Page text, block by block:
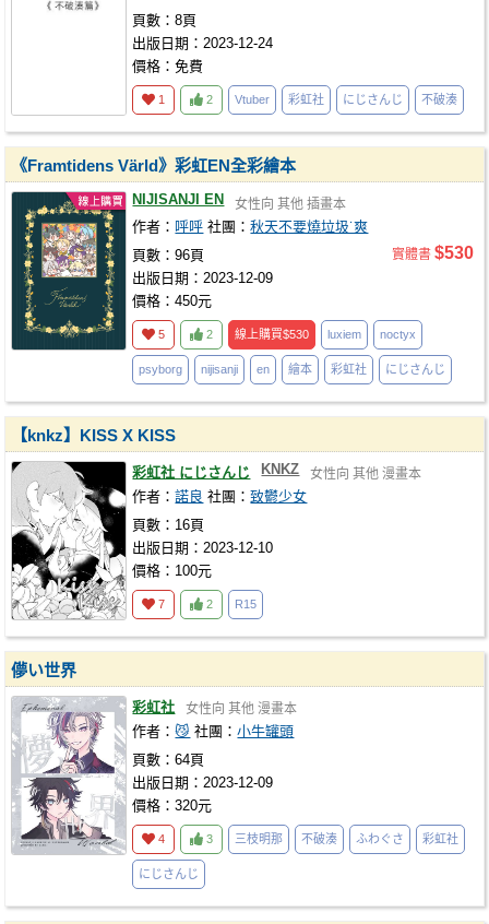
頁數：8頁
出版日期：2023-12-24
價格：免費
1 2 Vtuber 彩虹社 にじさんじ 不破湊
《Framtidens Värld》彩虹EN全彩繪本
NIJISANJI EN 女性向 其他 插畫本
作者： 呼呼 社團：秋天不要燒垃圾˙爽
頁數：96頁
出版日期：2023-12-09
價格：450元
實體書 $530
5 2 線上購買$530 luxiem noctyx
psyborg nijisanji en 繪本 彩虹社 にじさんじ
【knkz】KISS X KISS
彩虹社 にじさんじ KNKZ 女性向 其他 漫畫本
作者：諾良 社團：致鬱少女
頁數：16頁
出版日期：2023-12-10
價格：100元
7 2 R15
儚い世界
彩虹社 女性向 其他 漫畫本
作者：😼 社團：小牛罐頭
頁數：64頁
出版日期：2023-12-09
價格：320元
4 3 三枝明那 不破湊 ふわぐさ 彩虹社
にじさんじ